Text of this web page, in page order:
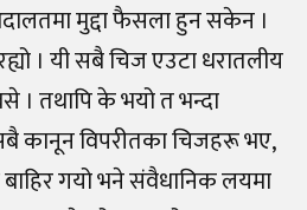
मुद्दा फैसला हुन सकेन ।
रह्यो । यी सबै चिज एउटा धरातलीय
। तथापि के भयो त भन्दा
कानून विपरीतका चिजहरू भए,
गयो भने संवैधानिक लयमा